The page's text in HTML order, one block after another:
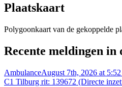
Plaatskaart
Polygoonkaart van de gekoppelde
Recente meldingen in
AmbulanceAugust 7th, 2026 at
C1 Tilburg rit: 139672 (Directe